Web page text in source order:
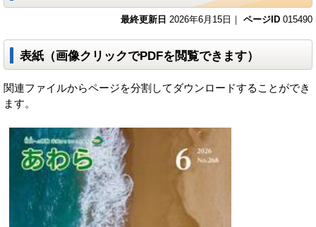
最終更新日 2026年6月15日｜ ページID 015490
表紙（画像クリックでPDFを閲覧できます）
関連ファイルからページを分割してダウンロードすることができ
ます。